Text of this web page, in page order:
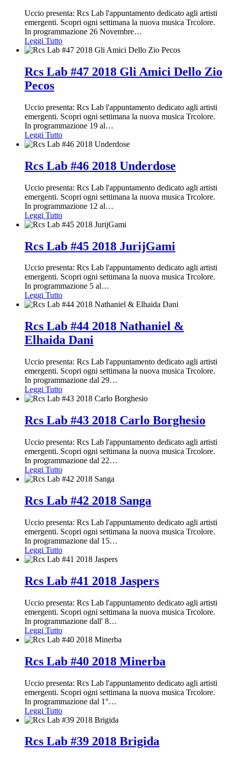
Uccio presenta: Rcs Lab l'appuntamento dedicato agli artisti
emergenti. Scopri ogni settimana la nuova musica Trcolore.
In programmazione 26 Novembre…
Leggi Tutto
Rcs Lab #47 2018 Gli Amici Dello Zio
Pecos
Uccio presenta: Rcs Lab l'appuntamento dedicato agli artisti
emergenti. Scopri ogni settimana la nuova musica Trcolore.
In programmazione 19 al…
Leggi Tutto
Rcs Lab #46 2018 Underdose
Uccio presenta: Rcs Lab l'appuntamento dedicato agli artisti
emergenti. Scopri ogni settimana la nuova musica Trcolore.
In programmazione 12 al…
Leggi Tutto
Rcs Lab #45 2018 JurijGami
Uccio presenta: Rcs Lab l'appuntamento dedicato agli artisti
emergenti. Scopri ogni settimana la nuova musica Trcolore.
In programmazione 5 al…
Leggi Tutto
Rcs Lab #44 2018 Nathaniel &
Elhaida Dani
Uccio presenta: Rcs Lab l'appuntamento dedicato agli artisti
emergenti. Scopri ogni settimana la nuova musica Trcolore.
In programmazione dal 29…
Leggi Tutto
Rcs Lab #43 2018 Carlo Borghesio
Uccio presenta: Rcs Lab l'appuntamento dedicato agli artisti
emergenti. Scopri ogni settimana la nuova musica Trcolore.
In programmazione dal 22…
Leggi Tutto
Rcs Lab #42 2018 Sanga
Uccio presenta: Rcs Lab l'appuntamento dedicato agli artisti
emergenti. Scopri ogni settimana la nuova musica Trcolore.
In programmazione dal 15…
Leggi Tutto
Rcs Lab #41 2018 Jaspers
Uccio presenta: Rcs Lab l'appuntamento dedicato agli artisti
emergenti. Scopri ogni settimana la nuova musica Trcolore.
In programmazione dall' 8…
Leggi Tutto
Rcs Lab #40 2018 Minerba
Uccio presenta: Rcs Lab l'appuntamento dedicato agli artisti
emergenti. Scopri ogni settimana la nuova musica Trcolore.
In programmazione dal 1°…
Leggi Tutto
Rcs Lab #39 2018 Brigida